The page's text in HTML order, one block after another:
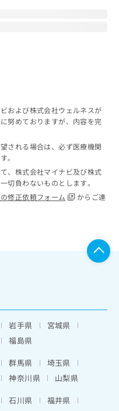
および株式会社ウェルネスが
努めておりますが、内容を完
される場合は、必ず医療機関
。
、株式会社マイナビ及び株式
切負わないものとします。
修正依頼フォーム
からご連
岩手県
宮城県
福島県
群馬県
埼玉県
神奈川県
山梨県
石川県
福井県